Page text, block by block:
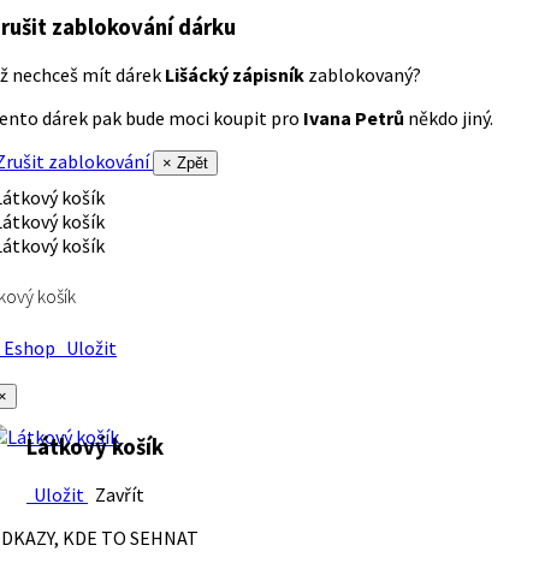
zablokování dárku
nechceš mít dárek Lišácký zápisník zablokovaný?
dárek pak bude moci koupit pro Ivana Petrů někdo jiný.
zablokování
× Zpět
košík
Uložit
Látkový košík
Uložit Zavřít
KDE TO SEHNAT